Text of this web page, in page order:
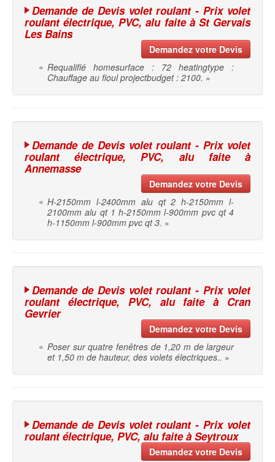
Demande de Devis volet roulant - Prix volet
roulant électrique, PVC, alu faite à St Gervais
Les Bains
Demandez votre Devis
« Requalifié homesurface : 72 heatingtype :
Chauffage au fioul projectbudget : 2100. »
Demande de Devis volet roulant - Prix volet
roulant électrique, PVC, alu faite à
Annemasse
Demandez votre Devis
« H-2150mm l-2400mm alu qt 2 h-2150mm l-
2100mm alu qt 1 h-2150mm l-900mm pvc qt 4
h-1150mm l-900mm pvc qt 3. »
Demande de Devis volet roulant - Prix volet
roulant électrique, PVC, alu faite à Cran
Gevrier
Demandez votre Devis
« Poser sur quatre fenêtres de 1,20 m de largeur
et 1,50 m de hauteur, des volets électriques.. »
Demande de Devis volet roulant - Prix volet
roulant électrique, PVC, alu faite à Seytroux
Demandez votre Devis